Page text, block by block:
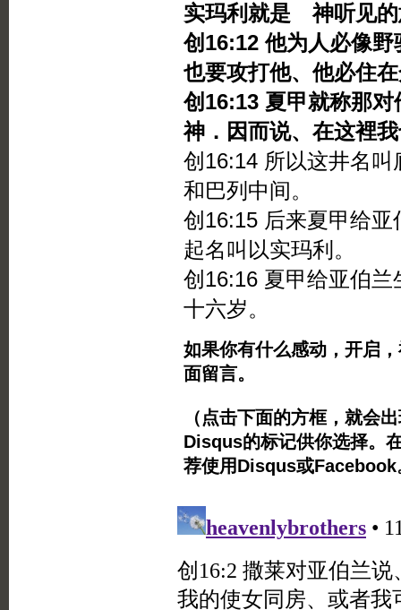
实玛利就是 神听见的
创16:12 他为人必像
也要攻打他、他必住
创16:13 夏甲就称那
神．因而说、在这裡
创16:14 所以这井名
和巴列中间。
创16:15 后来夏甲给
起名叫以实玛利。
创16:16 夏甲给亚伯
十六岁。
如果你有什么感动，开启
面留言。
（点击下面的方框，就会
Disqus的标记供你选择。
荐使用Disqus或